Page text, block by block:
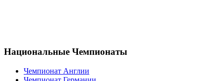
Национальные Чемпионаты
Чемпионат Англии